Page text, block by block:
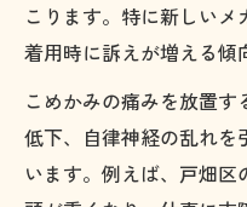
こります。特に新しい
着用時に訴えが増える傾
こめかみの痛みを放置
低下、自律神経の乱れを
います。例えば、戸畑区